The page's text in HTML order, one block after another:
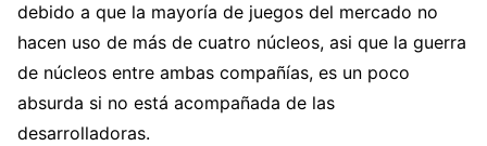
debido a que la mayoría de juegos del mercado no
hacen uso de más de cuatro núcleos, asi que la guerra
de núcleos entre ambas compañías, es un poco
absurda si no está acompañada de las
desarrolladoras.